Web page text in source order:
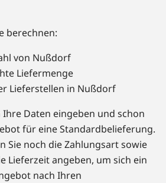
berechnen:
von Nußdorf
Liefermenge
Lieferstellen in Nußdorf
Daten eingeben und schon
für eine Standardbelieferung.
Sie noch die Zahlungsart sowie
Lieferzeit angeben, um sich ein
nach Ihren